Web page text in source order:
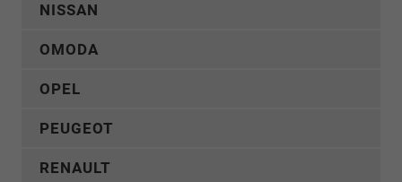
NISSAN
OMODA
OPEL
PEUGEOT
RENAULT